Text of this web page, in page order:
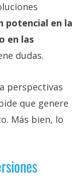
potencial en la
en las
dudas.
perspectivas
que genere
Más bien, lo